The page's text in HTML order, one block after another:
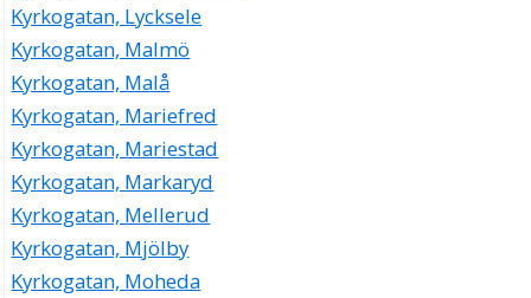
Kyrkogatan, Lycksele
Kyrkogatan, Malmö
Kyrkogatan, Malå
Kyrkogatan, Mariefred
Kyrkogatan, Mariestad
Kyrkogatan, Markaryd
Kyrkogatan, Mellerud
Kyrkogatan, Mjölby
Kyrkogatan, Moheda